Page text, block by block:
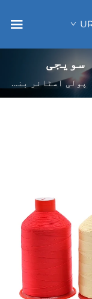
سویجی
پولی اسٹائر بند شدہ سویجی